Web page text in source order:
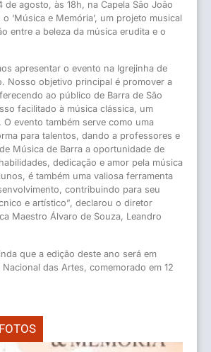
de agosto, às 18h, na Capela São João
o ‘Música e Memória’, um projeto musical
entre a beleza da música erudita e o
apresentar o evento na Igrejinha de
Nosso objetivo principal é promover a
ao público de Barra de São
facilitado à música clássica, um
O evento também serve como uma
para talentos, dando a professores e
Música de Barra a oportunidade de
dedicação e amor pela música
é também uma valiosa ferramenta
contribuindo para seu
e artístico”, declarou o diretor
Maestro Álvaro de Souza, Leandro
que a edição deste ano será em
das Artes, comemorado em 12